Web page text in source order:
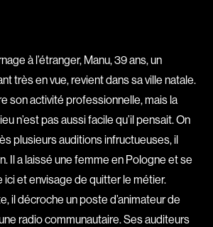
Biographiques
Comédies musicales
Drames
Étudiants
Fantastiques
Guerre
Horreur
à l’étranger, Manu, 39 ans, un
très en vue, revient dans sa ville natale.
son activité professionnelle, mais la
n’est pas aussi facile qu’il pensait. On
plusieurs auditions infructueuses, il
Il a laissé une femme en Pologne et se
ici et envisage de quitter le métier.
il décroche un poste d’animateur de
radio communautaire. Ses auditeurs